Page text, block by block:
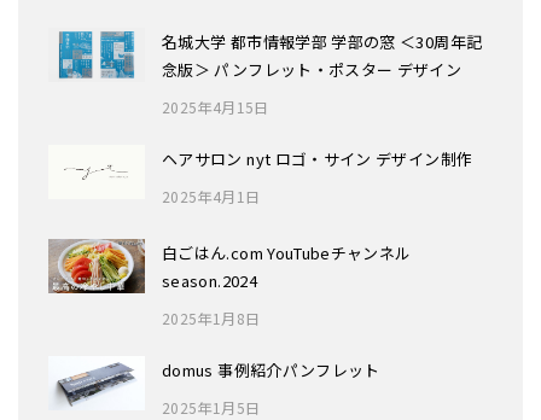
名城大学 都市情報学部 学部の窓 ＜30周年記
念版＞ パンフレット・ポスター デザイン
2025年4月15日
ヘアサロン nyt ロゴ・サイン デザイン制作
2025年4月1日
白ごはん.com YouTubeチャンネル
season.2024
2025年1月8日
domus 事例紹介パンフレット
2025年1月5日